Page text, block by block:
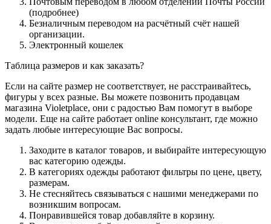
(подробнее)
Безналичным переводом на расчётный счёт нашей
организации.
Электронный кошелек
Таблица размеров и как заказать?
Если на сайте размер не соответствует, не расстраивайтесь,
фигуры у всех разные. Вы можете позвонить продавцам
магазина Violetplace, они с радостью Вам помогут в выборе
модели. Еще на сайте работает online консультант, где можно
задать любые интересующие Вас вопросы.
Заходите в каталог товаров, и выбирайте интересующую
вас категорию одежды.
В категориях одежды работают фильтры по цене, цвету,
размерам.
Не стесняйтесь связываться с нашими менеджерами по
возникшим вопросам.
Понравившейся товар добавляйте в корзину.